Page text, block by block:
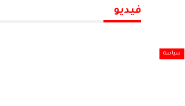
سياسة
فيديو